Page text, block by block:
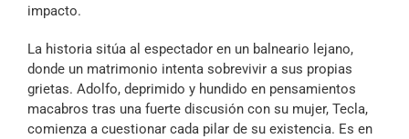
impacto.
La historia sitúa al espectador en un balneario lejano,
donde un matrimonio intenta sobrevivir a sus propias
grietas. Adolfo, deprimido y hundido en pensamientos
macabros tras una fuerte discusión con su mujer, Tecla,
comienza a cuestionar cada pilar de su existencia. Es en